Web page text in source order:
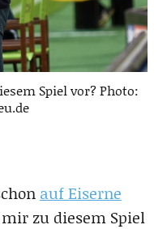
Spiel vor? Photo:
auf Eiserne
zu diesem Spiel